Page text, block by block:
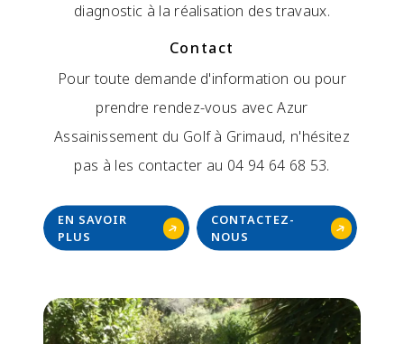
diagnostic à la réalisation des travaux.
Contact
Pour toute demande d'information ou pour
prendre rendez-vous avec Azur
Assainissement du Golf à Grimaud, n'hésitez
pas à les contacter au 04 94 64 68 53.
EN SAVOIR
PLUS
CONTACTEZ-
NOUS